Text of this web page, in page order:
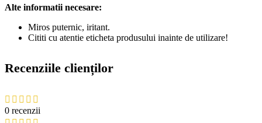
Alte informatii necesare:
Miros puternic, iritant.
Cititi cu atentie eticheta produsului inainte de utilizare!
Recenziile clienților
0 recenzii